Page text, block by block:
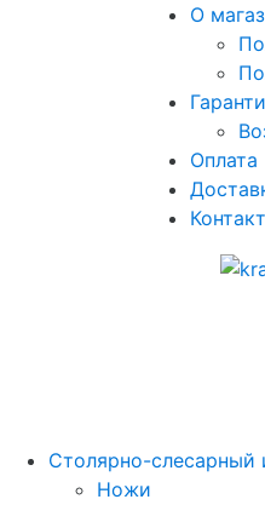
О
Оплата
Столярно-слесарный
Ножи